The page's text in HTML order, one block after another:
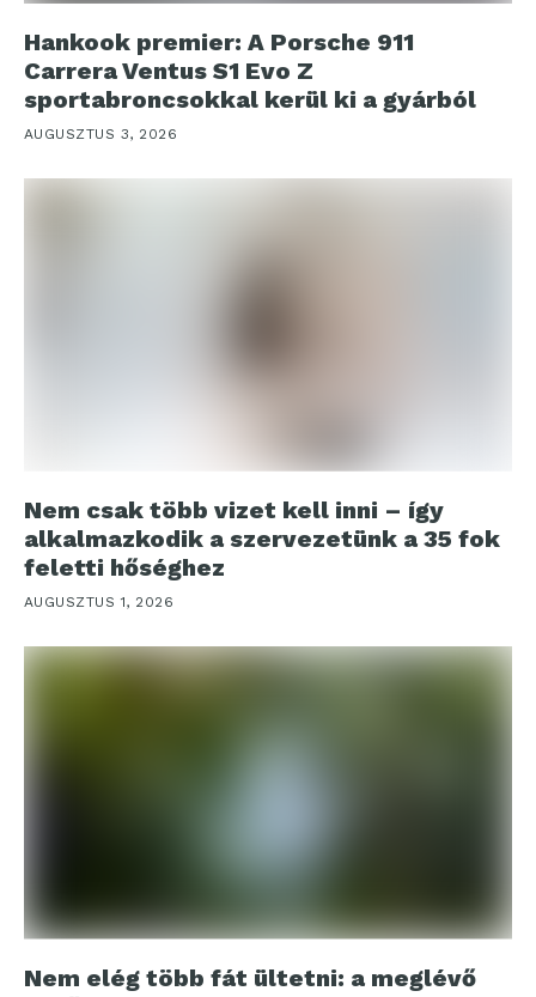
Hankook premier: A Porsche 911
Carrera Ventus S1 Evo Z
sportabroncsokkal kerül ki a gyárból
AUGUSZTUS 3, 2026
Nem csak több vizet kell inni – így
alkalmazkodik a szervezetünk a 35 fok
feletti hőséghez
AUGUSZTUS 1, 2026
Nem elég több fát ültetni: a meglévő